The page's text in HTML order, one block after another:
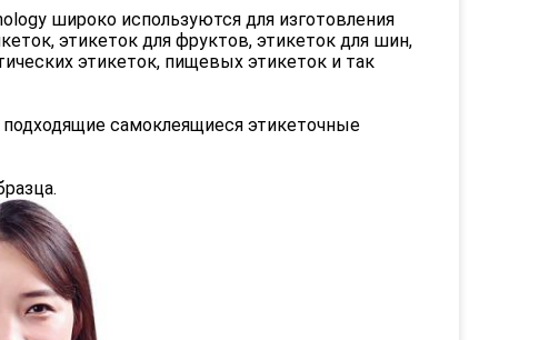
широко используются для изготовления
этикеток для фруктов, этикеток для шин,
этикеток, пищевых этикеток и так
самоклеящиеся этикеточные